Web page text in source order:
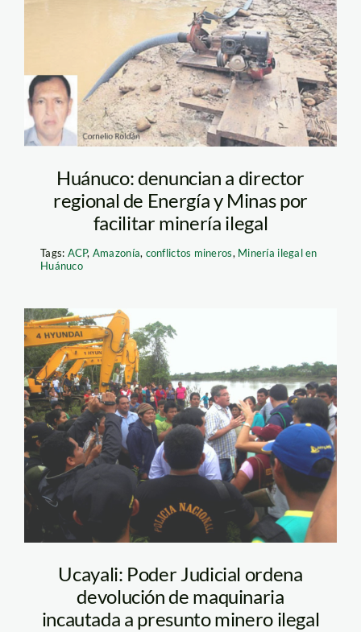
Huánuco: denuncian a director
regional de Energía y Minas por
facilitar minería ilegal
Tags: ACP, Amazonía, conflictos mineros, Minería ilegal en
Huánuco
SAMSUNG DIGITAL
CAMERA
Ucayali: Poder Judicial ordena
devolución de maquinaria
incautada a presunto minero ilegal